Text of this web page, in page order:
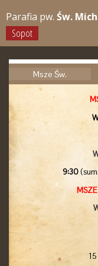
Parafia pw. Św.
Sopot
Msze Św.
9:30